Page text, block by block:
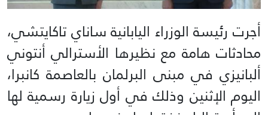
أجرت رئيسة الوزراء اليابانية ساناي تاكايتشي،
محادثات هامة مع نظيرها الأسترالي أنتوني
ألبانيزي في مبنى البرلمان بالعاصمة كانبرا،
اليوم الإثنين وذلك في أول زيارة رسمية لها